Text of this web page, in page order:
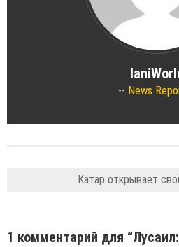
News
Катар открывает
1 комментарий для “